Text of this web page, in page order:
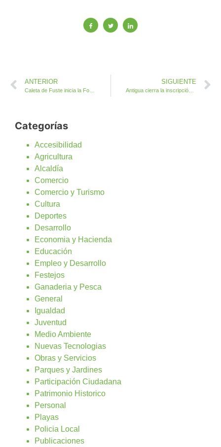
ANTERIOR
Caleta de Fuste inicia la Formación de Protocolos Frente al COVID 19
SIGUIENTE
Antigua cierra la inscripción al curso de Formación de Protocolos Frente al COVID 19
Categorías
Accesibilidad
Agricultura
Alcaldía
Comercio
Comercio y Turismo
Cultura
Deportes
Desarrollo
Economia y Hacienda
Educación
Empleo y Desarrollo
Festejos
Ganaderia y Pesca
General
Igualdad
Juventud
Medio Ambiente
Nuevas Tecnologias
Obras y Servicios
Parques y Jardines
Participación Ciudadana
Patrimonio Historico
Personal
Playas
Policia Local
Publicaciones